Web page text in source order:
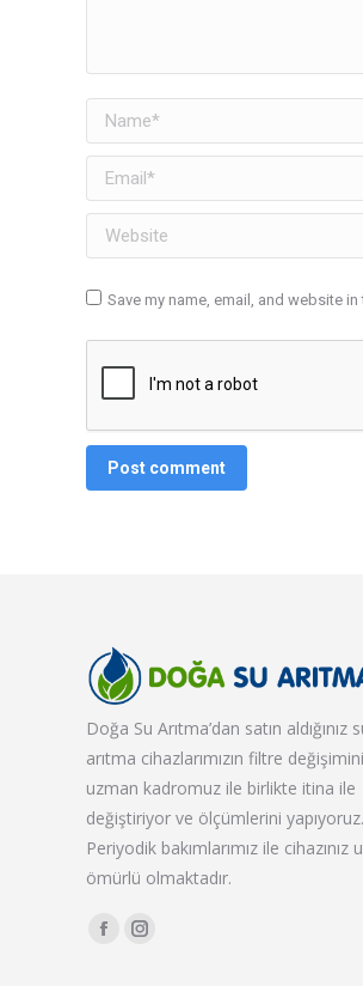
Name *
Email *
Website
Save my name, email, and website
Post comment
Doğa Su Arıtma’dan satın aldığınız
arıtma cihazlarımızın filtre değişimini
uzman kadromuz ile birlikte itina ile
değiştiriyor ve ölçümlerini yapıyoruz.
Periyodik bakımlarımız ile cihazınız
ömürlü olmaktadır.
Find us on:
FacebookInstagram